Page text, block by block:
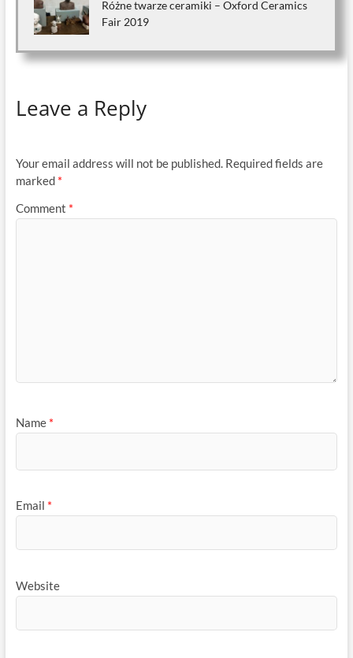
Różne twarze ceramiki – Oxford Ceramics
Fair 2019
Leave a Reply
Your email address will not be published. Required fields are
marked *
Comment *
Name *
Email *
Website